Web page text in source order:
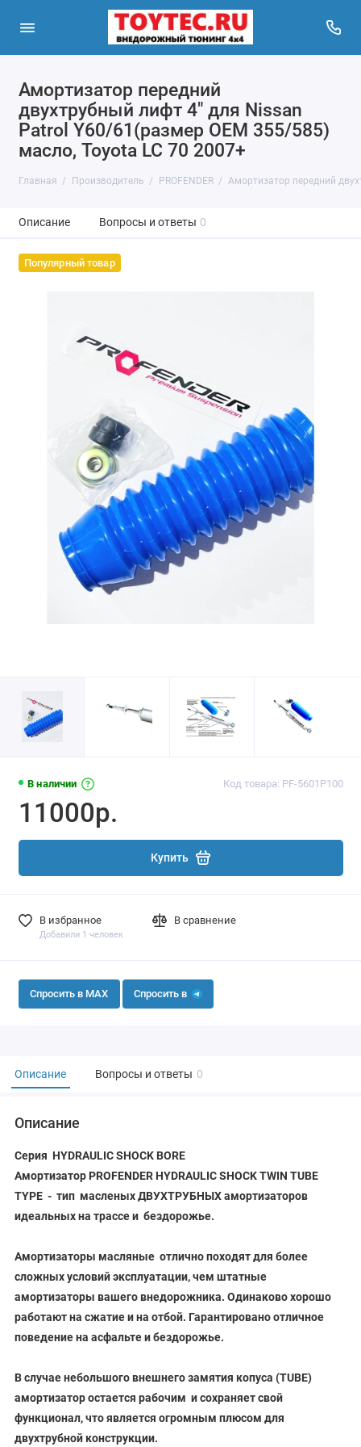
Амортизатор передний
двухтрубный лифт 4" для Nissan
Patrol Y60/61(размер OEM 355/585)
масло, Toyota LC 70 2007+
Главная Производитель PROFENDER Амортизатор передний
Описание Вопросы и ответы 0
Популярный товар
В наличии Код товара: PF-5601P100
11000р.
Купить
В избранное
Добавили 1 человек
В сравнение
Спросить в MAX Спросить в
Описание Вопросы и ответы 0
Описание
Серия HYDRAULIC SHOCK BORE
Амортизатор PROFENDER HYDRAULIC SHOCK TWIN TUBE
TYPE - тип масленых ДВУХТРУБНЫХ амортизаторов
идеальных на трассе и бездорожье.
Амортизаторы масляные отлично походят для более
сложных условий эксплуатации, чем штатные
амортизаторы вашего внедорожника. Одинаково хорошо
работают на сжатие и на отбой. Гарантировано отличное
поведение на асфальте и бездорожье.
В случае небольшого внешнего замятия копуса (TUBE)
амортизатор остается рабочим и сохраняет свой
функционал, что является огромным плюсом для
двухтрубной конструкции.